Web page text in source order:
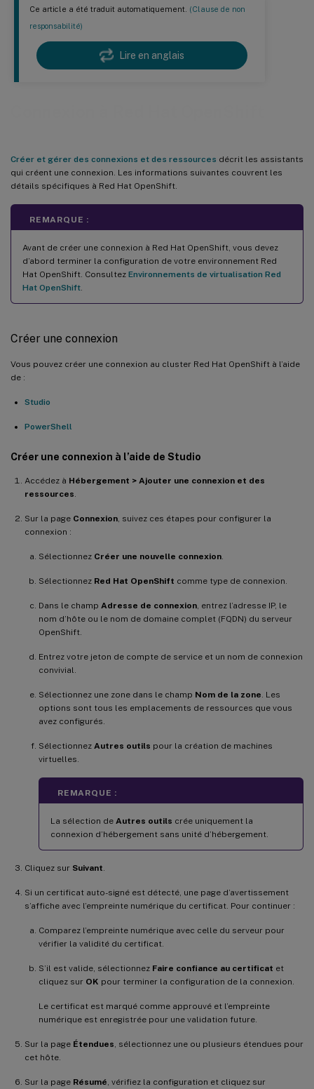
Ce article a été traduit automatiquement. (Clause de non
responsabilité)
Lire en anglais
Créer et gérer des connexions et des ressources décrit les assistants
qui créent une connexion. Les informations suivantes couvrent les
détails spécifiques à Red Hat OpenShift.
REMARQUE :
Avant de créer une connexion à Red Hat OpenShift, vous devez
d’abord terminer la configuration de votre environnement Red
Hat OpenShift. Consultez Environnements de virtualisation Red
Hat OpenShift
Créer une connexion
Vous pouvez créer une connexion au cluster Red Hat OpenShift à l’aide
de :
Studio
PowerShell
Créer une connexion à l’aide de Studio
Accédez à Hébergement > Ajouter une connexion et des
ressources
Sur la page Connexion , suivez ces étapes pour configurer la
connexion :
Sélectionnez Créer une nouvelle connexion
Sélectionnez Red Hat OpenShift comme type de connexion.
Dans le champ Adresse de connexion , entrez l’adresse IP, le
nom d’hôte ou le nom de domaine complet (FQDN) du serveur
OpenShift.
Entrez votre jeton de compte de service et un nom de connexion
convivial.
Sélectionnez une zone dans le champ Nom de la zone . Les
options sont tous les emplacements de ressources que vous
avez configurés.
Sélectionnez Autres outils pour la création de machines
virtuelles.
REMARQUE :
La sélection de Autres outils crée uniquement la
connexion d’hébergement sans unité d’hébergement.
Cliquez sur Suivant
Si un certificat auto-signé est détecté, une page d’avertissement
s’affiche avec l’empreinte numérique du certificat. Pour continuer :
Comparez l’empreinte numérique avec celle du serveur pour
vérifier la validité du certificat.
S’il est valide, sélectionnez Faire confiance au certificat et
cliquez sur OK pour terminer la configuration de la connexion.
Le certificat est marqué comme approuvé et l’empreinte
numérique est enregistrée pour une validation future.
Sur la page Étendues , sélectionnez une ou plusieurs étendues pour
cet hôte.
Sur la page Résumé , vérifiez la configuration et cliquez sur